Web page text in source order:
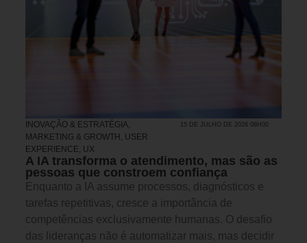
INOVAÇÃO & ESTRATÉGIA,
MARKETING & GROWTH , USER
EXPERIENCE, UX
15 DE JULHO DE 2026 08H00
A IA transforma o atendimento, mas são as
pessoas que constroem confiança
Enquanto a IA assume processos, diagnósticos e
tarefas repetitivas, cresce a importância de
competências exclusivamente humanas. O desafio
das lideranças não é automatizar mais, mas decidir